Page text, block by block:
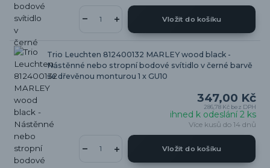
Vložit do košíku
Trio Leuchten 812400132 MARLEY wood black -
Nástěnné nebo stropní bodové svítidlo v černé barvě
se dřevěnou monturou 1 x GU10
347,00 Kč
286,78 Kč bez DPH
ihned k odeslání 2 ks
Více kusů do 14 dnů
Vložit do košíku